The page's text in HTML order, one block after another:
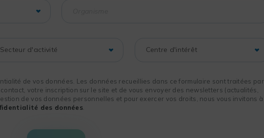
de vos données. Les données recueillies dans ce formulaire sont traitées par
votre inscription sur le site et de vous envoyer des newsletters (actualités,
de vos données personnelles et pour exercer vos droits, nous vous invitons à
des données